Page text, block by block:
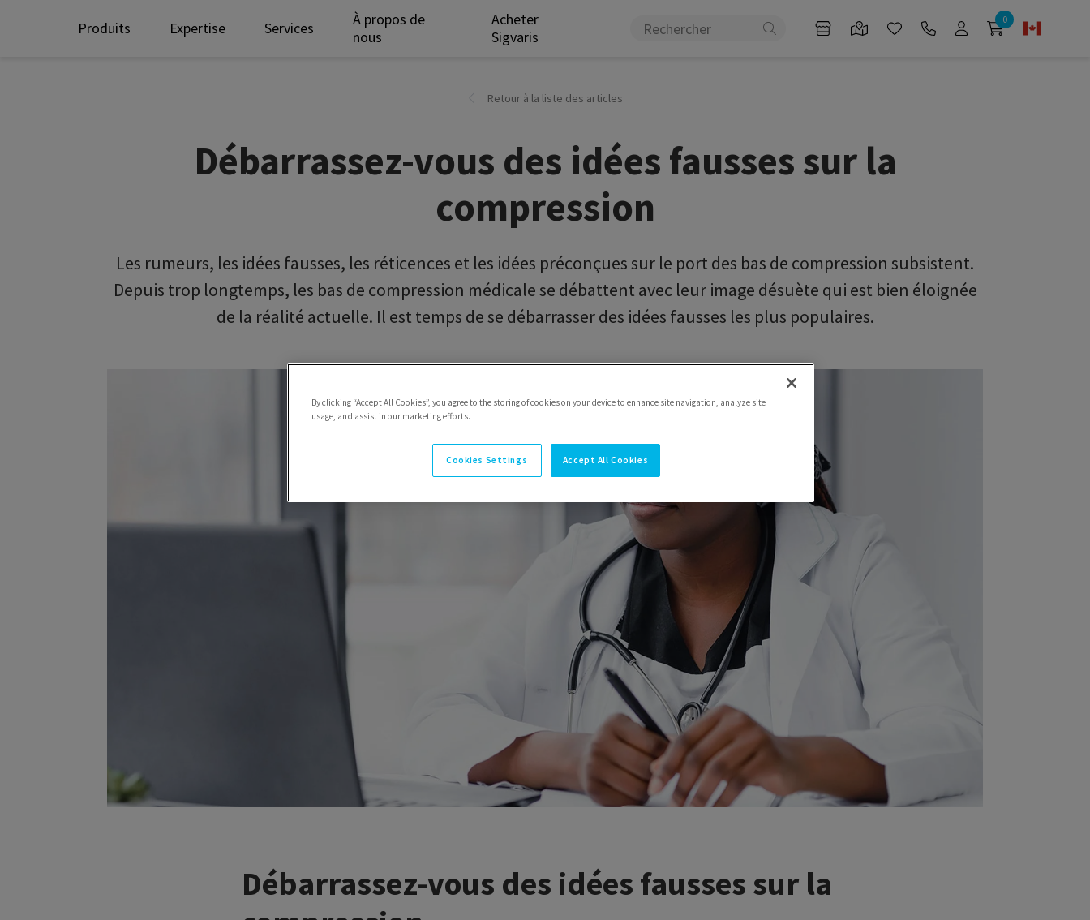
Produits Expertise Services
À propos de
nous
Acheter
Sigvaris
0
Retour à la liste des articles
Débarrassez-vous des idées fausses sur la
compression
Les rumeurs, les idées fausses, les réticences et les idées préconçues sur le port des bas de compression subsistent.
Depuis trop longtemps, les bas de compression médicale se débattent avec leur image désuète qui est bien éloignée
de la réalité actuelle. Il est temps de se débarrasser des idées fausses les plus populaires.
Débarrassez-vous des idées fausses sur la
By clicking “Accept All Cookies”, you agree to the storing of cookies on your device to enhance site navigation, analyze site
usage, and assist in our marketing efforts.
Cookies Settings Accept All Cookies